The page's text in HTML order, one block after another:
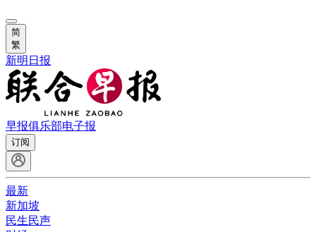
简
繁
新明日报
早报俱乐部电子报
订阅
最新
新加坡
民生民声